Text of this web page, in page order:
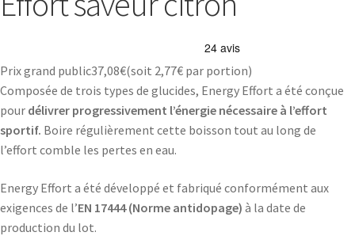
Prix grand public37,08€(soit 2,77€ par portion)
Composée de trois types de glucides, Energy Effort a été conçue
pour délivrer progressivement l’énergie nécessaire à l’effort
sportif. Boire régulièrement cette boisson tout au long de
l’effort comble les pertes en eau.
Energy Effort a été développé et fabriqué conformément aux
exigences de l’EN 17444 (Norme antidopage) à la date de
production du lot.